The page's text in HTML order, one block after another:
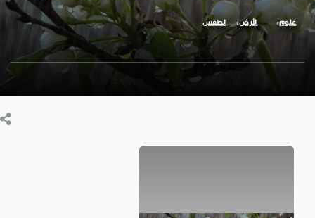
علوم الأرض الطقس